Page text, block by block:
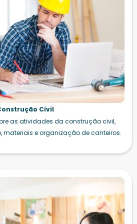
Civil
as atividades da construção civil,
materiais e organização de canteiros.